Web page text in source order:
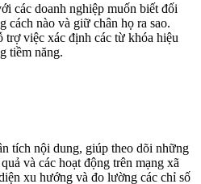
các doanh nghiệp muốn biết đối
cách nào và giữ chân họ ra sao.
trợ việc xác định các từ khóa hiệu
tiềm năng.
tích nội dung, giúp theo dõi những
và các hoạt động trên mạng xã
xu hướng và đo lường các chỉ số